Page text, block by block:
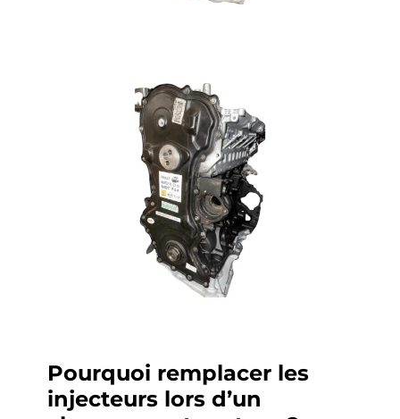
Pourquoi remplacer les
injecteurs lors d’un